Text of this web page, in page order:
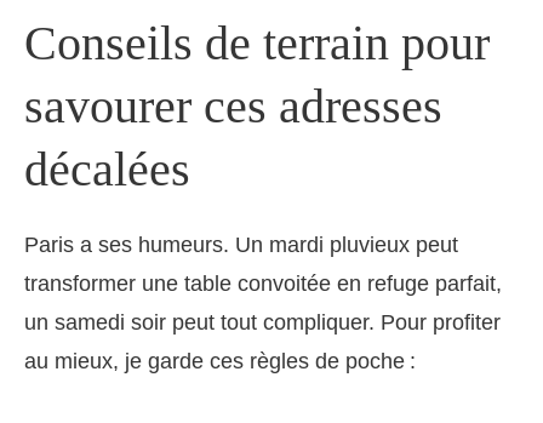
Conseils de terrain pour
savourer ces adresses
décalées
Paris a ses humeurs. Un mardi pluvieux peut
transformer une table convoitée en refuge parfait,
un samedi soir peut tout compliquer. Pour profiter
au mieux, je garde ces règles de poche :